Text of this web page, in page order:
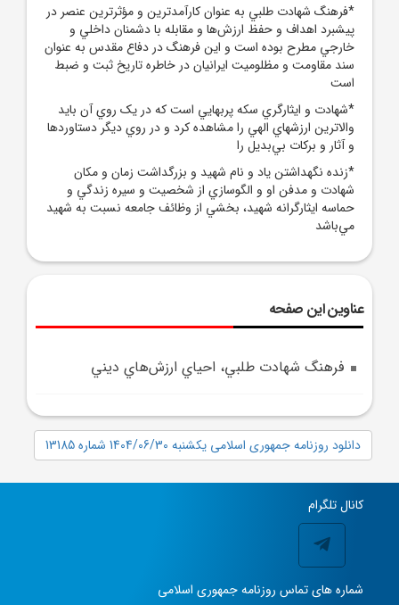
*فرهنگ شهادت طلبي به عنوان كارآمدترين و مؤثرترين عنصر در
پيشبرد اهداف و حفظ ارزش‌ها و مقابله با دشمنان داخلي و
خارجي مطرح بوده است و اين فرهنگ در دفاع مقدس به عنوان
سند مقاومت و مظلوميت ايرانيان در خاطره تاريخ ثبت و ضبط
است
*شهادت و ايثارگري سکه پربهايي است که در يک روي آن بايد
والاترين ارزشهاي الهي را مشاهده کرد و در روي ديگر دستاوردها
و آثار و برکات بي‌بديل را
*زنده نگهداشتن ياد و نام شهيد و بزرگداشت زمان و مکان
شهادت و مدفن او و الگوسازي از شخصيت و سيره زندگي و
حماسه ايثارگرانه شهيد، بخشي از وظائف جامعه نسبت به شهيد
مي‌باشد
عناوین این صفحه
فرهنگ شهادت طلبي، احياي ارزش‌هاي ديني
دانلود روزنامه جمهوری اسلامی یکشنبه 1404/06/30 شماره 13185
کانال تلگرام
شماره های تماس روزنامه جمهوری اسلامی